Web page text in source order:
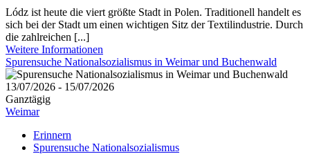
Lódz ist heute die viert größte Stadt in Polen. Traditionell handelt es
sich bei der Stadt um einen wichtigen Sitz der Textilindustrie. Durch
die zahlreichen [...]
Weitere Informationen
Spurensuche Nationalsozialismus in Weimar und Buchenwald
13/07/2026 - 15/07/2026
Ganztägig
Weimar
Erinnern
Spurensuche Nationalsozialismus